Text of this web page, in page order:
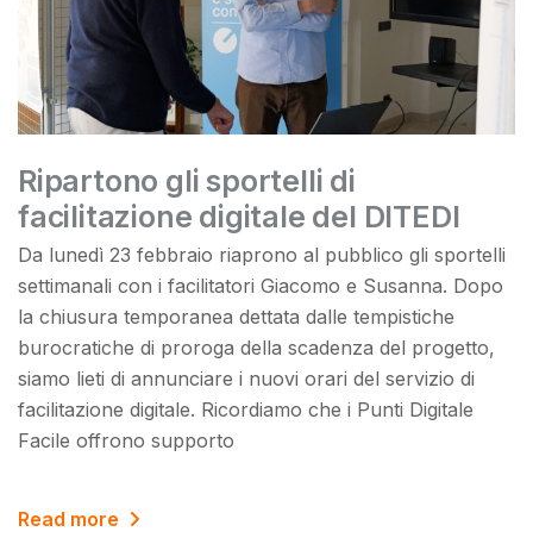
Ripartono gli sportelli di
facilitazione digitale del DITEDI
Da lunedì 23 febbraio riaprono al pubblico gli sportelli
settimanali con i facilitatori Giacomo e Susanna. Dopo
la chiusura temporanea dettata dalle tempistiche
burocratiche di proroga della scadenza del progetto,
siamo lieti di annunciare i nuovi orari del servizio di
facilitazione digitale. Ricordiamo che i Punti Digitale
Facile offrono supporto
Read more